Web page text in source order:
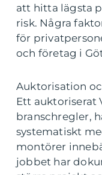
att hitta lägsta
risk. Några
för
och företag i
Auktorisation
Ett auktoriserat
branschregler,
systematiskt
montörer
jobbet har